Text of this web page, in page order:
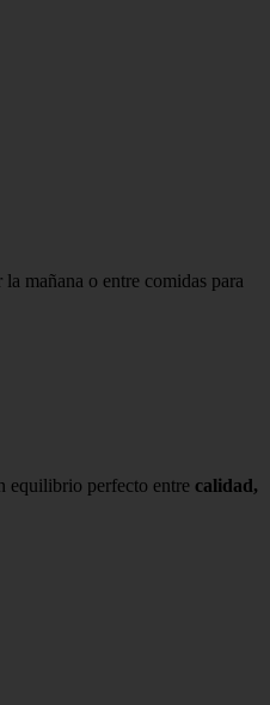
mañana o entre comidas para
equilibrio perfecto entre calidad,